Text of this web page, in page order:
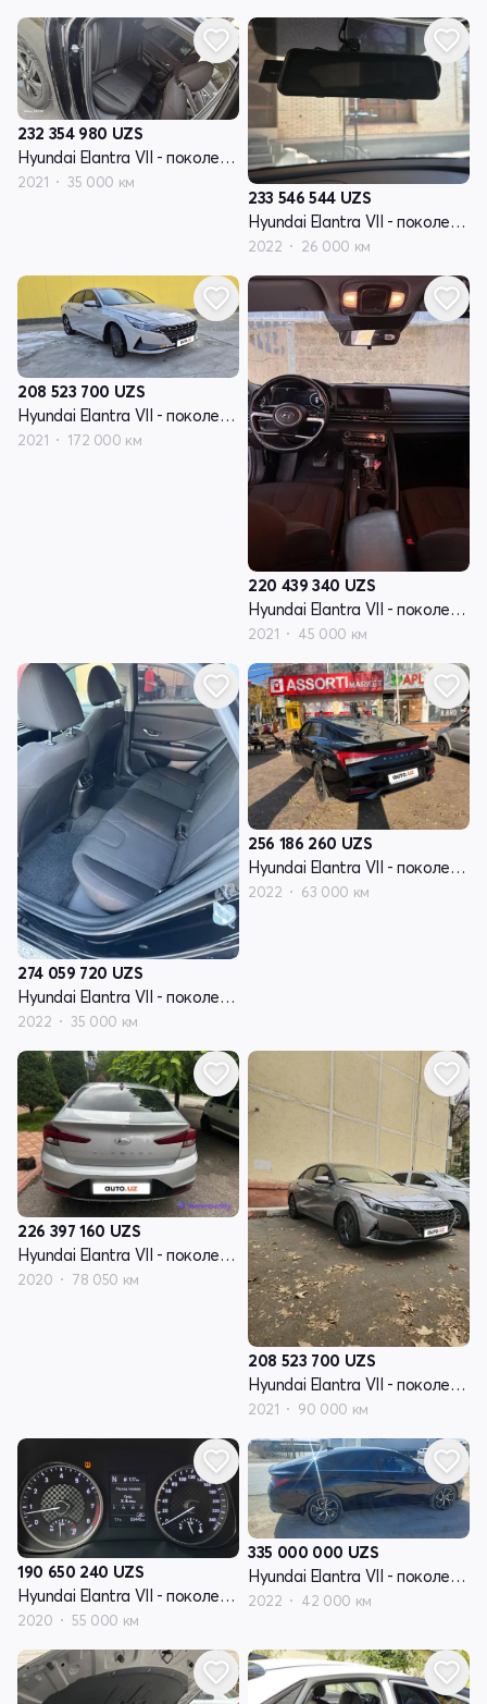
232 354 980 UZS
Hyundai Elantra VII - поколение (CN7)
2021 35 000 км
233 546 544 UZS
Hyundai Elantra VII - поколение (CN7)
2022 26 000 км
208 523 700 UZS
Hyundai Elantra VII - поколение (CN7)
2021 172 000 км
220 439 340 UZS
Hyundai Elantra VII - поколение (CN7)
2021 45 000 км
274 059 720 UZS
Hyundai Elantra VII - поколение (CN7)
2022 35 000 км
256 186 260 UZS
Hyundai Elantra VII - поколение (CN7)
2022 63 000 км
226 397 160 UZS
Hyundai Elantra VII - поколение (CN7)
2020 78 050 км
208 523 700 UZS
Hyundai Elantra VII - поколение (CN7)
2021 90 000 км
190 650 240 UZS
Hyundai Elantra VII - поколение (CN7)
2020 55 000 км
335 000 000 UZS
Hyundai Elantra VII - поколение (CN7)
2022 42 000 км